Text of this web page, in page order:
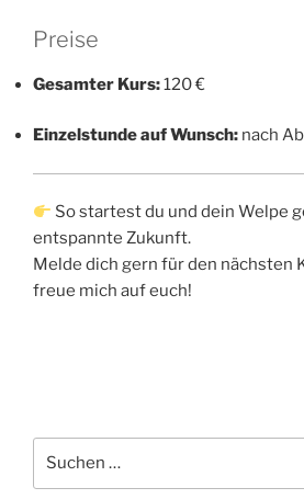
Preise
Gesamter Kurs:120 €
Einzelstunde auf Wunsch: nach
So startest du und dein Welpe
entspannte Zukunft.
Melde dich gern für den nächsten
freue mich auf euch!
nach: